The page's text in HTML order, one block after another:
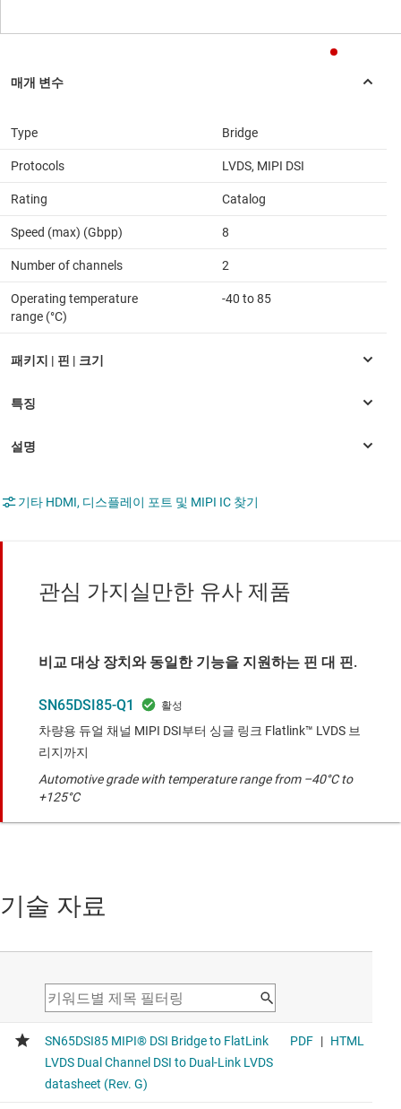
Type Bridge
Protocols LVDS, MIPI DSI
Rating Catalog
Speed (max) (Gbpp) 8
Number of channels 2
Operating temperature
range (°C)
-40 to 85
기타 HDMI, 디스플레이 포트 및 MIPI IC 찾기
관심 가지실만한 유사 제품
비교 대상 장치와 동일한 기능을 지원하는 핀 대 핀.
SN65DSI85-Q1
차량용 듀얼 채널 MIPI DSI부터 싱글 링크 Flatlink™ LVDS 브
리지까지
Automotive grade with temperature range from –40°C to
+125°C
기술 자료